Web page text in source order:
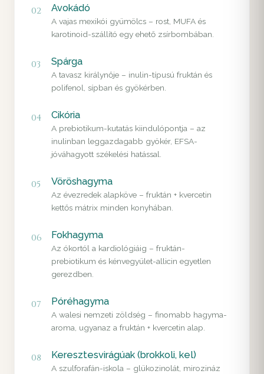
02 Avokádó
A vajas mexikói gyümölcs – rost, MUFA és
karotinoid-szállító egy ehető zsírbombában.
03 Spárga
A tavasz királynője – inulin-típusú fruktán és
polifenol, sípban és gyökérben.
04 Cikória
A prebiotikum-kutatás kiindulópontja – az
inulinban leggazdagabb gyökér, EFSA-
jóváhagyott székelési hatással.
05 Vöröshagyma
Az évezredek alapköve – fruktán + kvercetin
kettős mátrix minden konyhában.
06 Fokhagyma
Az ókortól a kardiológiáig – fruktán-
prebiotikum és kénvegyület-allicin egyetlen
gerezdben.
07 Póréhagyma
A walesi nemzeti zöldség – finomabb hagyma-
aroma, ugyanaz a fruktán + kvercetin alap.
08 Keresztesvirágúak (brokkoli, kel)
A szulforafán-iskola – glükozinolát, mirozináz